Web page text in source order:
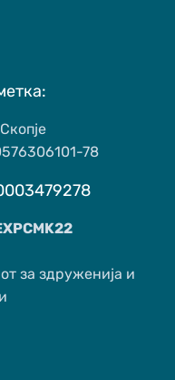
78
за здруженија и